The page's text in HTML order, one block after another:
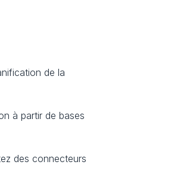
de la
à partir de bases
des connecteurs